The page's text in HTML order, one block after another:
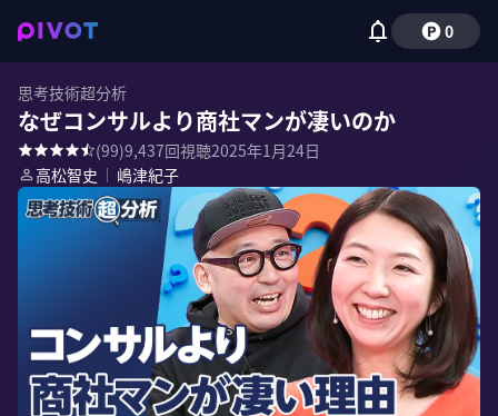
0
思考技術超分析
なぜコンサルより商社マンが凄いのか
(99)9,437回視聴2025年1月24日
高松智史 ｜ 嶋津紀子